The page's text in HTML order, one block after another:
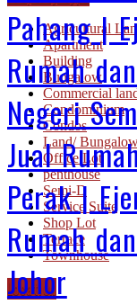
Pahang |
Rumah
Negeri
Jual
Perak |
Rumah
Johor
Agricultural
Apartment
Building
Bungalow
Commercial
Condominium
Condos
Land/
Office Lot
penthouse
Semi-D
Service Suite
Shop Lot
Terrace
Townhouse
Location